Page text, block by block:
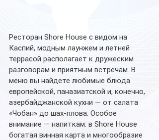
Ресторан Shore House с видом на
Каспий, модным лаунжем и летней
террасой располагает к дружеским
разговорам и приятным встречам. В
меню вы найдете любимые блюда
европейской, паназиатской и, конечно,
азербайджанской кухни — от салата
«Чобан» до шах-плова. Особое
внимание — напиткам: в Shore House
богатая винная карта и многообразие